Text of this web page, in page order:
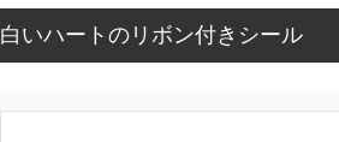
白いハートのリボン付きシール